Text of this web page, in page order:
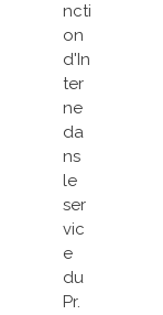
ncti
on
d'In
ter
ne
da
ns
le
ser
vic
e
du
Pr.